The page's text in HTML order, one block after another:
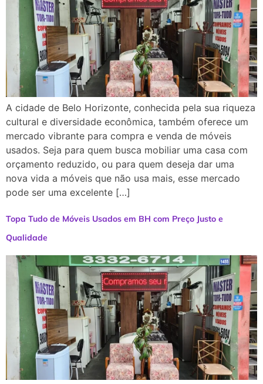
A cidade de Belo Horizonte, conhecida pela sua riqueza
cultural e diversidade econômica, também oferece um
mercado vibrante para compra e venda de móveis
usados. Seja para quem busca mobiliar uma casa com
orçamento reduzido, ou para quem deseja dar uma
nova vida a móveis que não usa mais, esse mercado
pode ser uma excelente […]
Topa Tudo de Móveis Usados em BH com Preço Justo e
Qualidade